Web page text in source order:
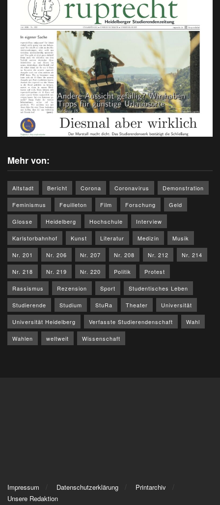
Mehr von:
Altstadt Bericht Corona Coronavirus Demonstration
Feminismus Feuilleton Film Forschung Geld
Glosse Heidelberg Hochschule Interview
Karlstorbahnhof Kunst Literatur Medizin Musik
Nr. 201 Nr. 206 Nr. 207 Nr. 208 Nr. 212 Nr. 214
Nr. 218 Nr. 219 Nr. 220 Politik Protest
Rassismus Rezension Sport Studentisches Leben
Studierende Studium StuRa Theater Universität
Universität Heidelberg Verfasste Studierendenschaft Wahl
Wahlen weltweit Wissenschaft
Impressum Datenschutzerklärung
Printarchiv
Unsere Redaktion